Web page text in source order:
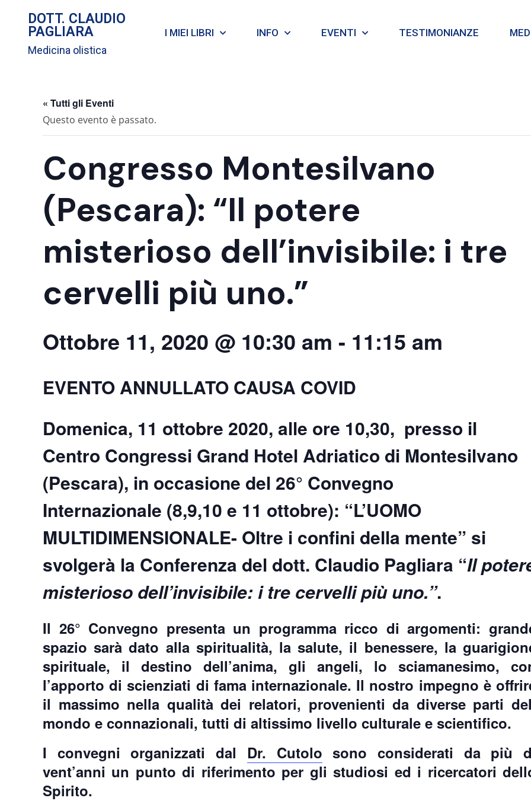
DOTT. CLAUDIO
PAGLIARA
Medicina olistica
I MIEI LIBRI INFO EVENTI TESTIMONIANZE
« Tutti gli Eventi
Questo evento è passato.
Congresso Montesilvano
(Pescara): “Il potere
misterioso dell’invisibile: i tre
cervelli più uno.”
Ottobre 11, 2020 @ 10:30 am - 11:15 am
EVENTO ANNULLATO CAUSA COVID
Domenica, 11 ottobre 2020, alle ore 10,30, presso il
Centro Congressi Grand Hotel Adriatico di Montesilvano
(Pescara), in occasione del 26° Convegno
Internazionale (8,9,10 e 11 ottobre): “L’UOMO
MULTIDIMENSIONALE- Oltre i confini della mente” si
svolgerà la Conferenza del dott. Claudio Pagliara “Il
misterioso dell’invisibile: i tre cervelli più uno.”.
Il 26° Convegno presenta un programma ricco di argomenti:
spazio sarà dato alla spiritualità, la salute, il benessere, la
spirituale, il destino dell’anima, gli angeli, lo sciamanesimo,
l’apporto di scienziati di fama internazionale. Il nostro impegno è
il massimo nella qualità dei relatori, provenienti da diverse parti
mondo e connazionali, tutti di altissimo livello culturale e scientifico.
I convegni organizzati dal Dr. Cutolo sono considerati da più
vent’anni un punto di riferimento per gli studiosi ed i ricercatori
Spirito.